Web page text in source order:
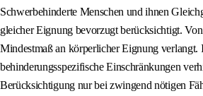
Schwerbehinderte Menschen und ihnen
gleicher Eignung bevorzugt berücksichtigt.
Mindestmaß an körperlicher Eignung verlangt.
behinderungsspezifische Einschränkungen
Berücksichtigung nur bei zwingend nötigen